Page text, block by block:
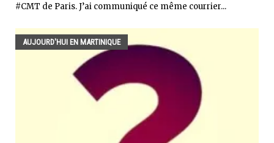
#CMT de Paris. J’ai communiqué ce même courrier...
AUJOURD'HUI EN MARTINIQUE